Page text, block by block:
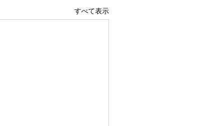
すべて表示